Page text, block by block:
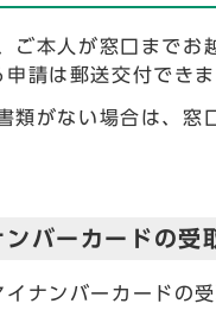
ご本人が窓口までお
請は郵送交付できま
類がない場合は、窓
バーカードの受
イナンバーカードの